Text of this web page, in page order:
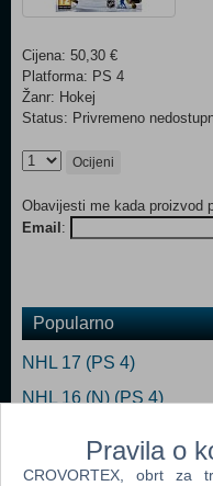
Cijena: 50,30 €
Platforma: PS 4
Žanr: Hokej
Status: Privremeno
Ocijeni
Obavijesti me kada proizvod
Email :
Popularno
NHL 17 (PS 4)
NHL 16 (N) (PS 4)
NHL 19 (PS 4)
Pravila o
CROVORTEX, obrt za